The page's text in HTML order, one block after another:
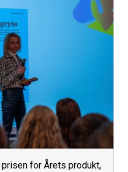
for Årets produkt,